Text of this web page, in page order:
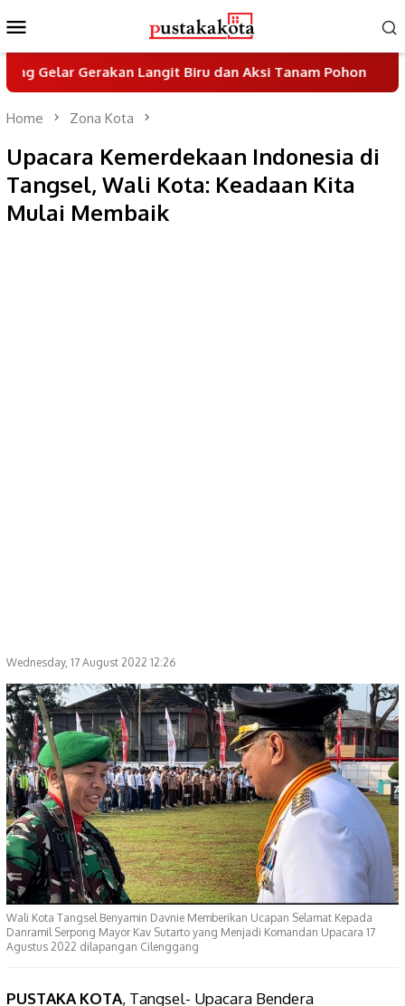
to
contentMenu
Gerakan Langit Biru dan Aksi Tanam Pohon
Home Zona Kota
Upacara Kemerdekaan Indonesia di
Tangsel, Wali Kota: Keadaan Kita
Mulai Membaik
Wednesday, 17 August 2022 12:26
Wali Kota Tangsel Benyamin Davnie Memberikan Ucapan Selamat Kepada
Danramil Serpong Mayor Kav Sutarto yang Menjadi Komandan Upacara 17
Agustus 2022 dilapangan Cilenggang
PUSTAKA KOTA, Tangsel- Upacara Bendera